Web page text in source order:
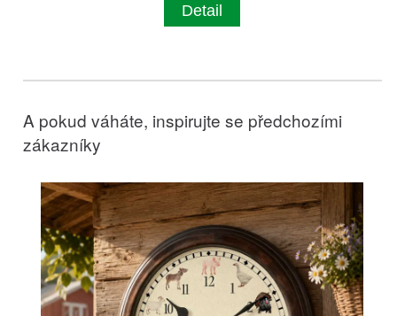
Detail
A pokud váháte, inspirujte se předchozími
zákazníky